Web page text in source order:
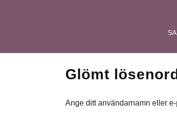
Glömt
Ange ditt användarnamn eller